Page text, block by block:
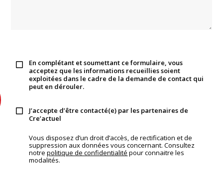
En complétant et soumettant ce formulaire, vous
acceptez que les informations recueillies soient
exploitées dans le cadre de la demande de contact qui
peut en dérouler.
J’accepte d’être contacté(e) par les partenaires de
Cre’actuel
Vous disposez d’un droit d’accès, de rectification et de
suppression aux données vous concernant. Consultez
notrepolitique de confidentialité pour connaitre les
modalités.